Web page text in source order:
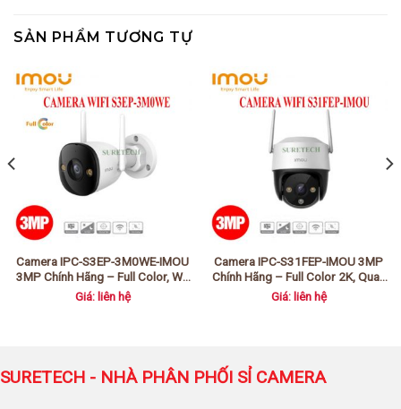
SẢN PHẨM TƯƠNG TỰ
Camera IPC-S3EP-3M0WE-IMOU
3MP Chính Hãng – Full Color, Wi-
Fi 6, Chống Nước IP67
Giá: liên hệ
Camera IPC-S31FEP-IMOU 3MP
Chính Hãng – Full Color 2K, Quay
Quét 360°, IP66
Giá: liên hệ
SURETECH - NHÀ PHÂN PHỐI SỈ CAMERA